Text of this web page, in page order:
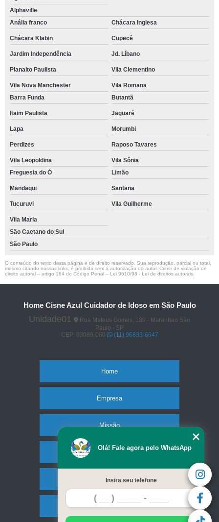
Alphaville
Anália franco
Chácara Inglesa
Chácara Klabin Cupecê
Jardim Independência Jd. Líbano
Planalto Paulista Vila Clementino
Vila Nova Manchester
Vila Romana
Barra Funda
Butantã
Itaim Paulista Jaguaré
Lapa Morumbi
Perdizes Raposo Tavares
Vila Leopoldina
Vila Sônia
Freguesia do Ó
Limão
Mandaqui Santana
Tucuruvi Vila Guilherme
Vila Maria
São Caetano do Sul
São Paulo
O conteúdo do texto desta página é de direito reservado. Sua reprodução, parcial ou total,
mesmo citando nossos links, é proibida sem a autorização do autor. Crime de violação de
direito autoral – artigo 184 do Código Penal – Lei 9610/98 - Lei de direitos autorais
Home Cisne Azul Cuidador de Idoso em São Paulo
Unidade01
Rua Mateus Gomes, 139 - Maranhao São
Paulo - SP
CEP: 03089-060
(11) 96833-6647
Home
Empresa
Missão
Serviços
Contato
Mapa do site
Olá! Fale agora pelo WhatsApp
Insira seu telefone